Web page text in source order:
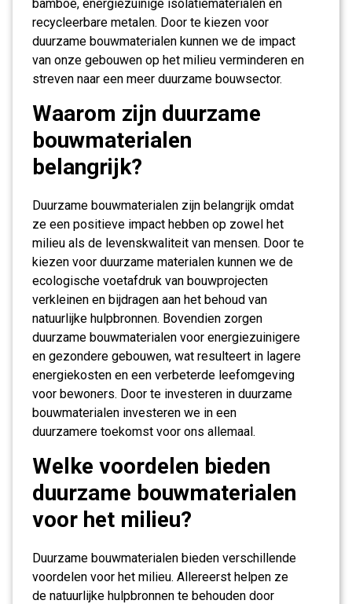
bamboe, energiezuinige isolatiematerialen en
recycleerbare metalen. Door te kiezen voor
duurzame bouwmaterialen kunnen we de impact
van onze gebouwen op het milieu verminderen en
streven naar een meer duurzame bouwsector.
Waarom zijn duurzame
bouwmaterialen
belangrijk?
Duurzame bouwmaterialen zijn belangrijk omdat
ze een positieve impact hebben op zowel het
milieu als de levenskwaliteit van mensen. Door te
kiezen voor duurzame materialen kunnen we de
ecologische voetafdruk van bouwprojecten
verkleinen en bijdragen aan het behoud van
natuurlijke hulpbronnen. Bovendien zorgen
duurzame bouwmaterialen voor energiezuinigere
en gezondere gebouwen, wat resulteert in lagere
energiekosten en een verbeterde leefomgeving
voor bewoners. Door te investeren in duurzame
bouwmaterialen investeren we in een
duurzamere toekomst voor ons allemaal.
Welke voordelen bieden
duurzame bouwmaterialen
voor het milieu?
Duurzame bouwmaterialen bieden verschillende
voordelen voor het milieu. Allereerst helpen ze
de natuurlijke hulpbronnen te behouden door